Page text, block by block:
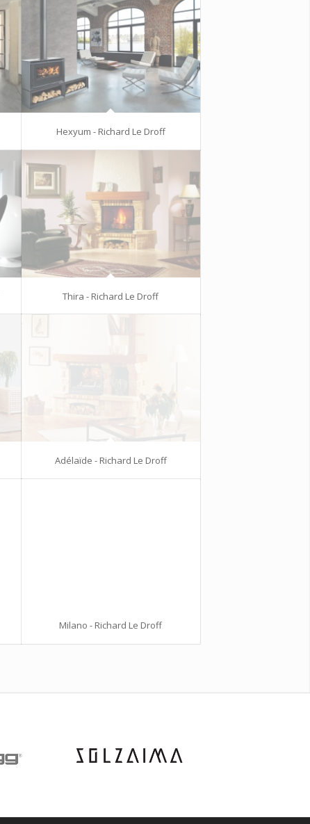
Hexyum - Richard Le Droff
Thira - Richard Le Droff
Adélaïde - Richard Le Droff
Milano - Richard Le Droff